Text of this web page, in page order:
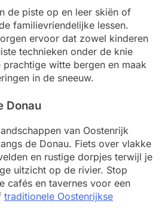
de piste op en leer skiën of
familievriendelijke lessen.
ervoor dat zowel kinderen
technieken onder de knie
witte bergen en maak
in de sneeuw.
Donau
van Oostenrijk
de Donau. Fiets over vlakke
en rustige dorpjes terwijl je
uitzicht op de rivier. Stop
cafés en tavernes voor een
traditionele Oostenrijkse